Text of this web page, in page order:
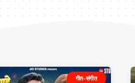
गीत-संगीत